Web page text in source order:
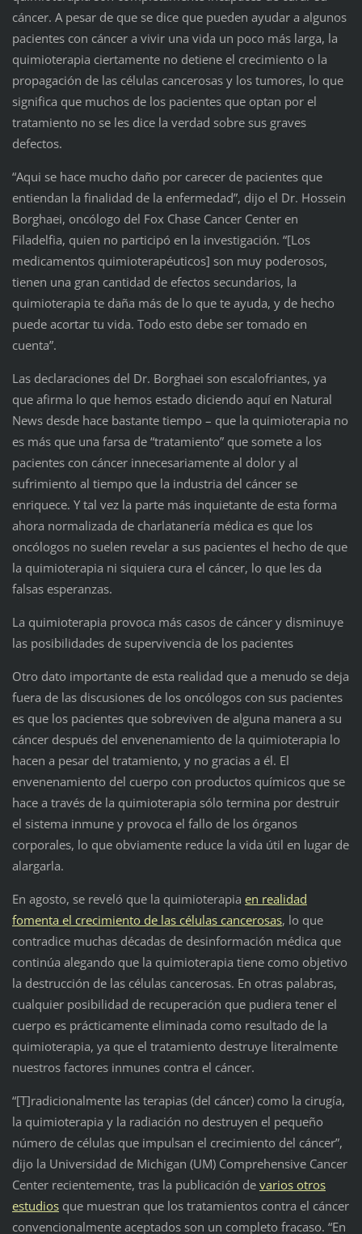
cáncer. A pesar de que se dice que pueden ayudar a algunos
pacientes con cáncer a vivir una vida un poco más larga, la
quimioterapia ciertamente no detiene el crecimiento o la
propagación de las células cancerosas y los tumores, lo que
significa que muchos de los pacientes que optan por el
tratamiento no se les dice la verdad sobre sus graves
defectos.
“Aqui se hace mucho daño por carecer de pacientes que
entiendan la finalidad de la enfermedad”, dijo el Dr. Hossein
Borghaei, oncólogo del Fox Chase Cancer Center en
Filadelfia, quien no participó en la investigación. “[Los
medicamentos quimioterapéuticos] son ​​muy poderosos,
tienen una gran cantidad de efectos secundarios, la
quimioterapia te daña más de lo que te ayuda, y de hecho
puede acortar tu vida. Todo esto debe ser tomado en
cuenta”.
Las declaraciones del Dr. Borghaei son escalofriantes, ya
que afirma lo que hemos estado diciendo aquí en Natural
News desde hace bastante tiempo – que la quimioterapia no
es más que una farsa de “tratamiento” que somete a los
pacientes con cáncer innecesariamente al dolor y al
sufrimiento al tiempo que la industria del cáncer se
enriquece. Y tal vez la parte más inquietante de esta forma
ahora normalizada de charlatanería médica es que los
oncólogos no suelen revelar a sus pacientes el hecho de que
la quimioterapia ni siquiera cura el cáncer, lo que les da
falsas esperanzas.
La quimioterapia provoca más casos de cáncer y disminuye
las posibilidades de supervivencia de los pacientes
Otro dato importante de esta realidad que a menudo se deja
fuera de las discusiones de los oncólogos con sus pacientes
es que los pacientes que sobreviven de alguna manera a su
cáncer después del envenenamiento de la quimioterapia lo
hacen a pesar del tratamiento, y no gracias a él. El
envenenamiento del cuerpo con productos químicos que se
hace a través de la quimioterapia sólo termina por destruir
el sistema inmune y provoca el fallo de los órganos
corporales, lo que obviamente reduce la vida útil en lugar de
alargarla.
En agosto, se reveló que la quimioterapia en realidad
fomenta el crecimiento de las células cancerosas, lo que
contradice muchas décadas de desinformación médica que
continúa alegando que la quimioterapia tiene como objetivo
la destrucción de las células cancerosas. En otras palabras,
cualquier posibilidad de recuperación que pudiera tener el
cuerpo es prácticamente eliminada como resultado de la
quimioterapia, ya que el tratamiento destruye literalmente
nuestros factores inmunes contra el cáncer.
“[T]radicionalmente las terapias (del cáncer) como la cirugía,
la quimioterapia y la radiación no destruyen el pequeño
número de células que impulsan el crecimiento del cáncer”,
dijo la Universidad de Michigan (UM) Comprehensive Cancer
Center recientemente, tras la publicación de varios otros
estudiosque muestran que los tratamientos contra el cáncer
convencionalmente aceptados son un completo fracaso. “En